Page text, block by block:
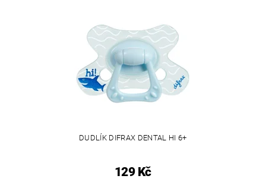
DUDLÍK DIFRAX DENTAL HI 6+
129 Kč